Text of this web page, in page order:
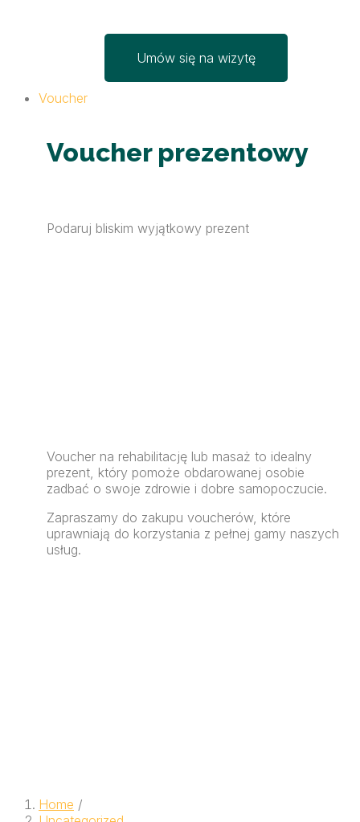
Umów się na wizytę
Voucher
Voucher prezentowy
Podaruj bliskim wyjątkowy prezent
Voucher na rehabilitację lub masaż to idealny
prezent, który pomoże obdarowanej osobie
zadbać o swoje zdrowie i dobre samopoczucie.
Zapraszamy do zakupu voucherów, które
uprawniają do korzystania z pełnej gamy naszych
usług.
Home /